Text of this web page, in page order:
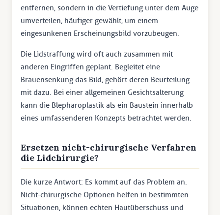
entfernen, sondern in die Vertiefung unter dem Auge
umverteilen, häufiger gewählt, um einem
eingesunkenen Erscheinungsbild vorzubeugen.
Die Lidstraffung wird oft auch zusammen mit
anderen Eingriffen geplant. Begleitet eine
Brauensenkung das Bild, gehört deren Beurteilung
mit dazu. Bei einer allgemeinen Gesichtsalterung
kann die Blepharoplastik als ein Baustein innerhalb
eines umfassenderen Konzepts betrachtet werden.
Ersetzen nicht-chirurgische Verfahren
die Lidchirurgie?
Die kurze Antwort: Es kommt auf das Problem an.
Nicht-chirurgische Optionen helfen in bestimmten
Situationen, können echten Hautüberschuss und